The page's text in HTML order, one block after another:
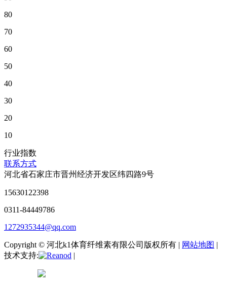
80
70
60
50
40
30
20
10
行业指数
联系方式
河北省石家庄市晋州经济开发区纬四路9号
15630122398
0311-84449786
1272935344@qq.com
Copyright © 河北k1体育纤维素有限公司版权所有 | 网站地图 |
技术支持:
|